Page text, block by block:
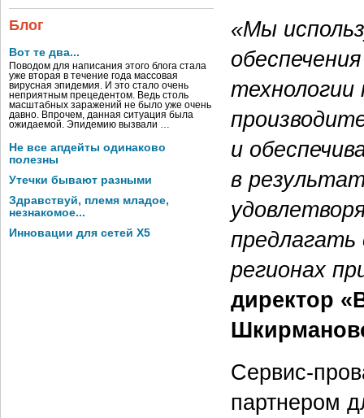
Блог
Вот те два...
Поводом для написания этого блога стала
уже вторая в течение года массовая
вирусная эпидемия. И это стало очень
неприятным прецедентом. Ведь столь
масштабных заражений не было уже очень
давно. Впрочем, данная ситуация была
ожидаемой. Эпидемию вызвали …
Не все апдейты одинаково
полезны
Утечки бывают разными
Здравствуй, племя младое,
незнакомое...
Инновации для сетей X5
«Мы
и
в
предлагать
регионах
директор
Сервис-
партнером